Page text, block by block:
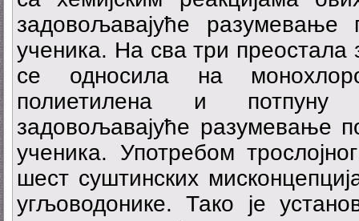
задовољавајуће
ученика. На сва три преостала
се односила на
полиетилена и потпуну
задовољавајуће разумевање
ученика. Употребом
шест суштинских
угљоводонике. Тако је